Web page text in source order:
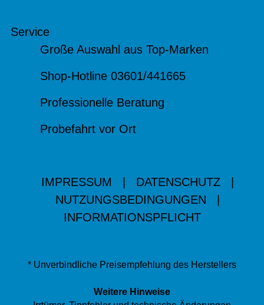
Service
Große Auswahl aus Top-Marken
Shop-Hotline 03601/441665
Professionelle Beratung
Probefahrt vor Ort
IMPRESSUM DATENSCHUTZ
NUTZUNGSBEDINGUNGEN
INFORMATIONSPFLICHT
* Unverbindliche Preisempfehlung des Herstellers
Weitere Hinweise